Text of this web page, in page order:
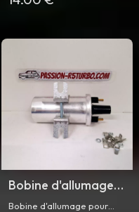
Bobine d'allumage
pour R5 Turbo
Bobine d'allumage pour